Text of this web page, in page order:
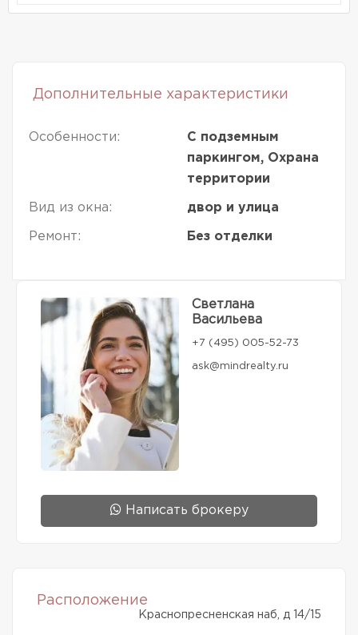
Дополнительные характеристики
Особенности:
С подземным
паркингом, Охрана
территории
Вид из окна: двор и улица
Ремонт: Без отделки
Светлана
Васильева
+7 (495) 005-52-73
ask@mindrealty.ru
Написать брокеру
Расположение
Краснопресненская наб, д 14/15